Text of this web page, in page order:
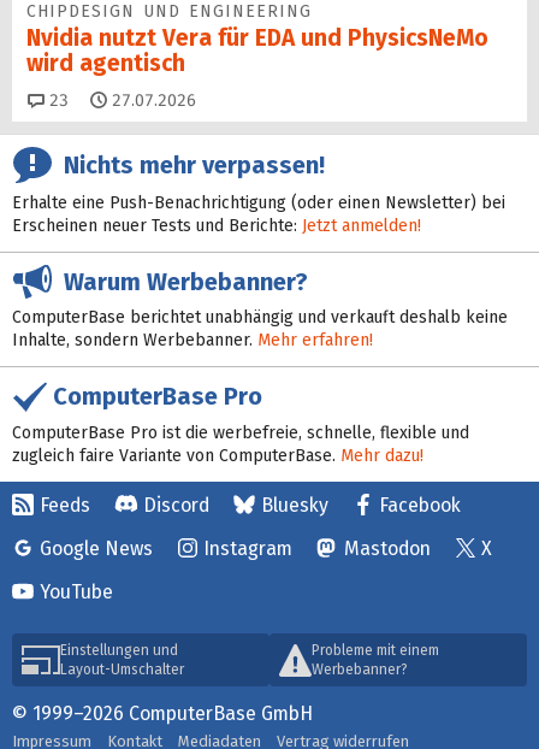
CHIPDESIGN UND ENGINEERING
Nvidia nutzt Vera für EDA und PhysicsNeMo
wird agentisch
23 Kommentare
27.07.2026
Nichts mehr verpassen!
Erhalte eine Push-Benachrichtigung (oder einen Newsletter) bei
Erscheinen neuer Tests und Berichte: Jetzt anmelden!
Warum Werbebanner?
ComputerBase berichtet unabhängig und verkauft deshalb keine
Inhalte, sondern Werbebanner. Mehr erfahren!
ComputerBase Pro
ComputerBase Pro ist die werbefreie, schnelle, flexible und
zugleich faire Variante von ComputerBase. Mehr dazu!
Feeds Discord Bluesky
Facebook
Google News
Instagram Mastodon
X
YouTube
Einstellungen und
Layout-Umschalter
Probleme mit einem
Werbebanner?
© 1999–2026 ComputerBase GmbH
Impressum Kontakt Mediadaten Vertrag widerrufen